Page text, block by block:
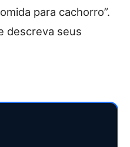
para cachorro”.
descreva seus